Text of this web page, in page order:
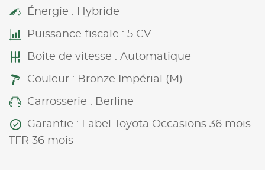
Énergie : Hybride
Puissance fiscale : 5 CV
Boîte de vitesse : Automatique
Couleur : Bronze Impérial (M)
Carrosserie : Berline
Garantie : Label Toyota Occasions 36 mois
TFR 36 mois